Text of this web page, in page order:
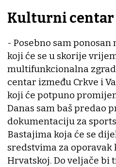
Kulturni centar
- Posebno sam
koji će se u skorije
multifunkcionalna
centar između Crkve i
koji će potpuno
Danas sam baš predao
dokumentaciju za
Bastajima koja će se
sredstvima za oporavak
Hrvatskoj. Do veljače bi